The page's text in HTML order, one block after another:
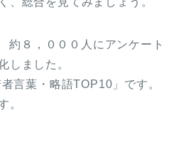
８，０００人にアンケート
しました。
言葉・略語TOP10」です。
。